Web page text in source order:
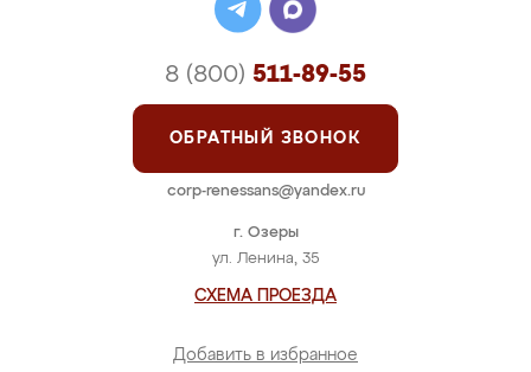
г. Озеры
ул. Ленина, 35
СХЕМА ПРОЕЗДА
Добавить в избранное
8 (800) 511-89-55
ОБРАТНЫЙ ЗВОНОК
corp-renessans@yandex.ru